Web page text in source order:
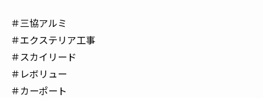
＃三協アルミ
＃エクステリア工事
＃スカイリード
＃レボリュー
＃カーポート